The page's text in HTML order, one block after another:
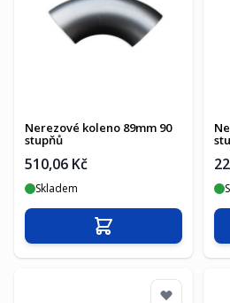
Nerezové koleno 89mm 90
stupňů
510,06 Kč
Skladem
Přidat do košíku